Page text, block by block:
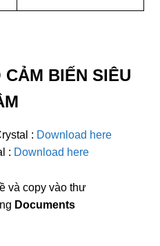
BIẾN SIÊU
: Download here
: Download here
và copy vào thư
Documents